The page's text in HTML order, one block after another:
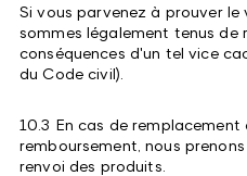
Si vous parvenez à prouver
sommes légalement tenus de
conséquences d'un tel vice
du Code civil).
10.3 En cas de
remboursement, nous
renvoi des produits.